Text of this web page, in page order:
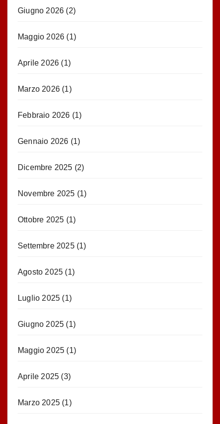
Giugno 2026 (2)
Maggio 2026 (1)
Aprile 2026 (1)
Marzo 2026 (1)
Febbraio 2026 (1)
Gennaio 2026 (1)
Dicembre 2025 (2)
Novembre 2025 (1)
Ottobre 2025 (1)
Settembre 2025(1)
Agosto 2025 (1)
Luglio 2025 (1)
Giugno 2025 (1)
Maggio 2025 (1)
Aprile 2025 (3)
Marzo 2025 (1)